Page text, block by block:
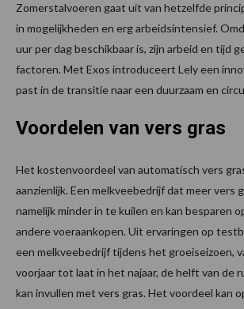
Zomerstalvoeren gaat uit van hetzelfde
in mogelijkheden en erg arbeidsintensief.
uur per dag beschikbaar is, zijn arbeid en tijd
factoren. Met Exos introduceert Lely een
past in de transitie naar een duurzaam en
Voordelen van vers gras
Het kostenvoordeel van automatisch vers
aanzienlijk. Een melkveebedrijf dat meer vers
namelijk minder in te kuilen en kan besparen
andere voeraankopen. Uit ervaringen op
een melkveebedrijf tijdens het groeiseizoen,
voorjaar tot laat in het najaar, de helft van de
kan invullen met vers gras. Het voordeel kan